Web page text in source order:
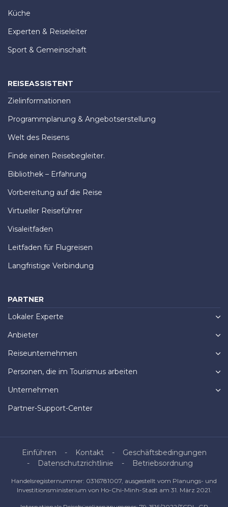
Küche
Experten & Reiseleiter
Sport & Gemeinschaft
REISEASSISTENT
Zielinformationen
Programmplanung & Angebotserstellung
Welt des Reisens
Finde einen Reisebegleiter.
Bibliothek – Erfahrung
Vorbereitung auf die Reise
Virtueller Reiseführer
Visaleitfaden
Leitfaden für Flugreisen
Langfristige Verbindung
PARTNER
Lokaler Experte
Anbieter
Reiseunternehmen
Personen, die im Tourismus arbeiten
Unternehmen
Partner-Support-Center
Einführen Kontakt
Geschäftsbedingungen
Datenschutzrichtlinie
Betriebsordnung
Handelsregisternummer: 0316781007, ausgestellt vom Planungs- und
Investitionsministerium von Ho-Chi-Minh-Stadt am 31. März 2021.